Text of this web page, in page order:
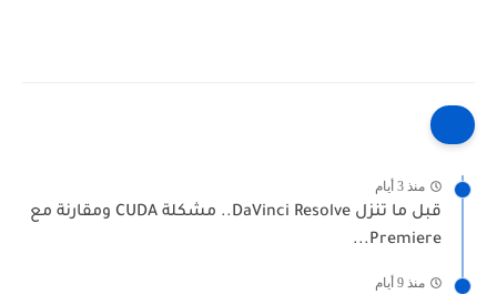
منذ 3 أيام
قبل ما تنزل DaVinci Resolve.. مشكلة CUDA ومقارنة مع
Premiere...
منذ 9 أيام